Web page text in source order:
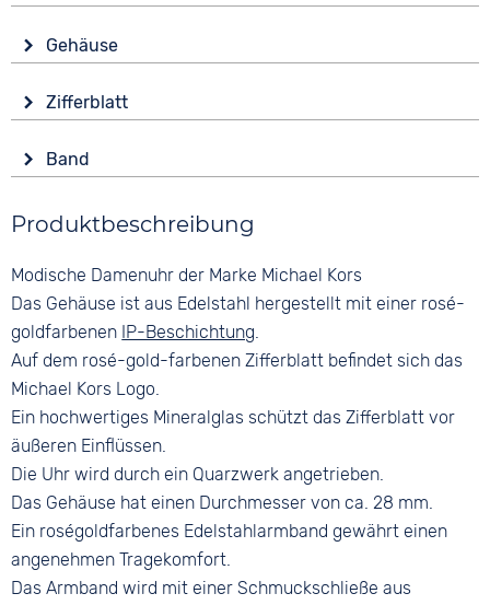
Batterie (Quarz)
Wasserdicht
5 bar
Gehäuse
Edelstahl
Form
Rund
Glas
Farbe
Roségold
Zifferblatt
Analog
Keine
Farbe
Roségold
Band
Edelstahl
Farbe
Bandschließe
Clipverschluss
Produktbeschreibung
Modische Damenuhr der Marke Michael Kors
Das Gehäuse ist aus Edelstahl hergestellt mit einer rosé-
goldfarbenen IP-Beschichtung.
Auf dem rosé-gold-farbenen Zifferblatt befindet sich das
Michael Kors Logo.
Ein hochwertiges Mineralglas schützt das Zifferblatt vor
äußeren Einflüssen.
Die Uhr wird durch ein Quarzwerk angetrieben.
Das Gehäuse hat einen Durchmesser von ca. 28 mm.
Ein roségoldfarbenes Edelstahlarmband gewährt einen
angenehmen Tragekomfort.
Das Armband wird mit einer Schmuckschließe aus